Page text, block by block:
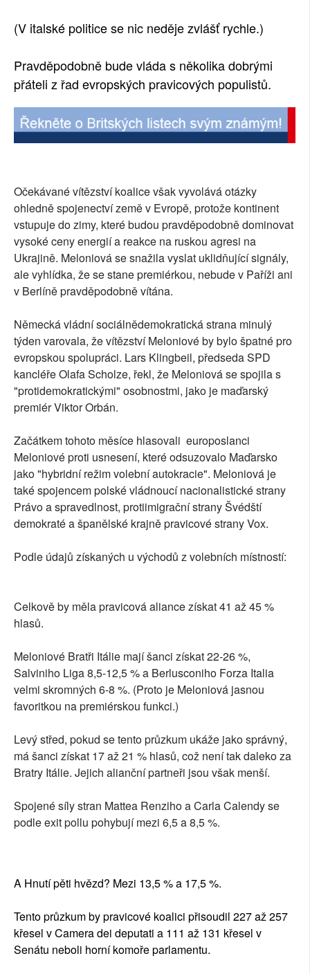
(V italské politice se nic neděje zvlášť rychle.)
Pravděpodobně bude vláda s několika dobrými
přáteli z řad evropských pravicových populistů.
Očekávané vítězství koalice však vyvolává otázky
ohledně spojenectví země v Evropě, protože kontinent
vstupuje do zimy, které budou pravděpodobně dominovat
vysoké ceny energií a reakce na ruskou agresi na
Ukrajině. Meloniová se snažila vyslat uklidňující signály,
ale vyhlídka, že se stane premiérkou, nebude v Paříži ani
v Berlíně pravděpodobně vítána.
Německá vládní sociálnědemokratická strana minulý
týden varovala, že vítězství Meloniové by bylo špatné pro
evropskou spolupráci. Lars Klingbeil, předseda SPD
kancléře Olafa Scholze, řekl, že Meloniová se spojila s
"protidemokratickými" osobnostmi, jako je maďarský
premiér Viktor Orbán.
Začátkem tohoto měsíce hlasovali europoslanci
Meloniové proti usnesení, které odsuzovalo Maďarsko
jako "hybridní režim volební autokracie". Meloniová je
také spojencem polské vládnoucí nacionalistické strany
Právo a spravedlnost, protiimigrační strany Švédští
demokraté a španělské krajně pravicové strany Vox.
Podle údajů získaných u východů z volebních místností:
Celkově by měla pravicová aliance získat 41 až 45 %
hlasů.
Meloniové Bratři Itálie mají šanci získat 22-26 %,
Salviniho Liga 8,5-12,5 % a Berlusconiho Forza Italia
velmi skromných 6-8 %. (Proto je Meloniová jasnou
favoritkou na premiérskou funkci.)
Levý střed, pokud se tento průzkum ukáže jako správný,
má šanci získat 17 až 21 % hlasů, což není tak daleko za
Bratry Itálie. Jejich alianční partneři jsou však menší.
Spojené síly stran Mattea Renziho a Carla Calendy se
podle exit pollu pohybují mezi 6,5 a 8,5 %.
A Hnutí pěti hvězd? Mezi 13,5 % a 17,5 %.
Tento průzkum by pravicové koalici přisoudil 227 až 257
křesel v Camera dei deputati a 111 až 131 křesel v
Senátu neboli horní komoře parlamentu.